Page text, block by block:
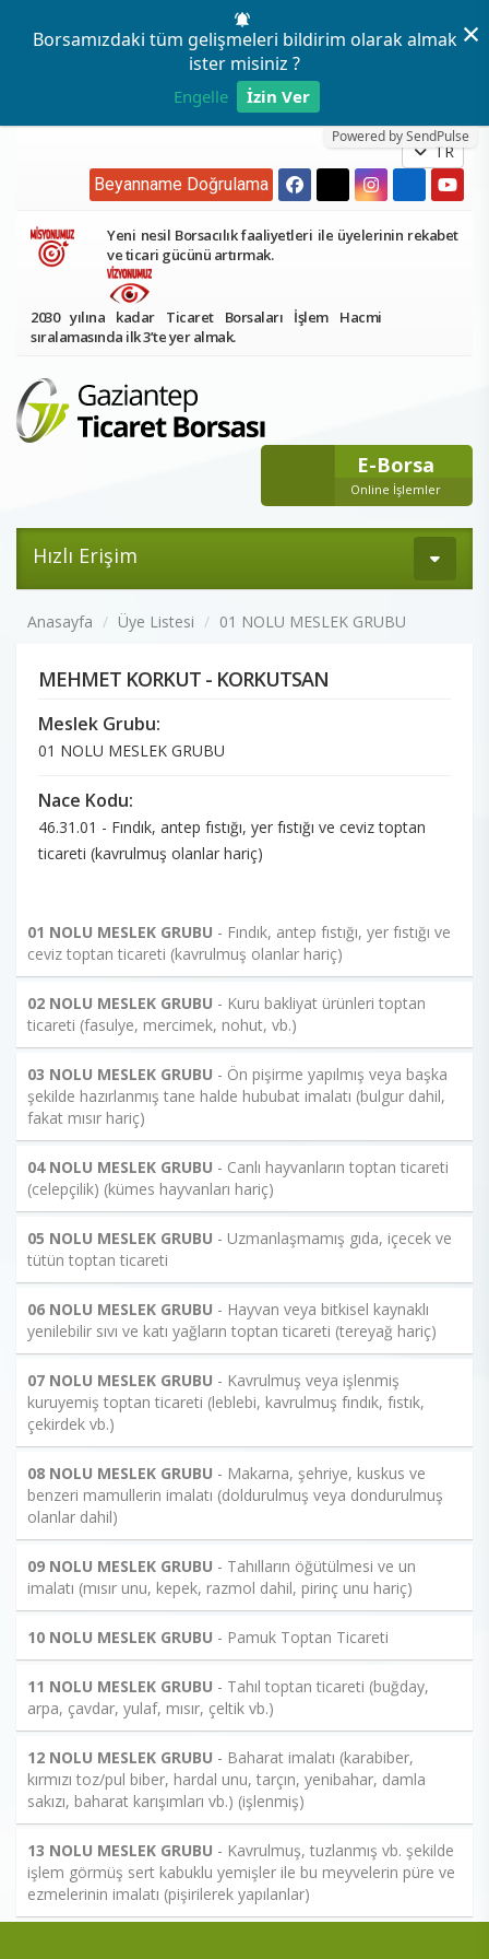
Borsamızdaki tüm gelişmeleri bildirim olarak almak
ister misiniz ?
Engelle İzin Ver
Powered by SendPulse
×
TR
Beyanname Doğrulama
Yeni nesil Borsacılık faaliyetleri ile üyelerinin rekabet
ve ticari gücünü artırmak.
2030 yılına kadar Ticaret Borsaları İşlem Hacmi
sıralamasında ilk 3’te yer almak.
E-Borsa
Online İşlemler
Hızlı Erişim
Anasayfa Üye Listesi 01 NOLU MESLEK GRUBU
MEHMET KORKUT - KORKUTSAN
Meslek Grubu:
01 NOLU MESLEK GRUBU
Nace Kodu:
46.31.01 - Fındık, antep fıstığı, yer fıstığı ve ceviz toptan
ticareti (kavrulmuş olanlar hariç)
01 NOLU MESLEK GRUBU - Fındık, antep fıstığı, yer fıstığı ve
ceviz toptan ticareti (kavrulmuş olanlar hariç)
02 NOLU MESLEK GRUBU - Kuru bakliyat ürünleri toptan
ticareti (fasulye, mercimek, nohut, vb.)
03 NOLU MESLEK GRUBU - Ön pişirme yapılmış veya başka
şekilde hazırlanmış tane halde hububat imalatı (bulgur dahil,
fakat mısır hariç)
04 NOLU MESLEK GRUBU - Canlı hayvanların toptan ticareti
(celepçilik) (kümes hayvanları hariç)
05 NOLU MESLEK GRUBU - Uzmanlaşmamış gıda, içecek ve
tütün toptan ticareti
06 NOLU MESLEK GRUBU - Hayvan veya bitkisel kaynaklı
yenilebilir sıvı ve katı yağların toptan ticareti (tereyağ hariç)
07 NOLU MESLEK GRUBU - Kavrulmuş veya işlenmiş
kuruyemiş toptan ticareti (leblebi, kavrulmuş fındık, fıstık,
çekirdek vb.)
08 NOLU MESLEK GRUBU - Makarna, şehriye, kuskus ve
benzeri mamullerin imalatı (doldurulmuş veya dondurulmuş
olanlar dahil)
09 NOLU MESLEK GRUBU - Tahılların öğütülmesi ve un
imalatı (mısır unu, kepek, razmol dahil, pirinç unu hariç)
10 NOLU MESLEK GRUBU - Pamuk Toptan Ticareti
11 NOLU MESLEK GRUBU - Tahıl toptan ticareti (buğday,
arpa, çavdar, yulaf, mısır, çeltik vb.)
12 NOLU MESLEK GRUBU - Baharat imalatı (karabiber,
kırmızı toz/pul biber, hardal unu, tarçın, yenibahar, damla
sakızı, baharat karışımları vb.) (işlenmiş)
13 NOLU MESLEK GRUBU - Kavrulmuş, tuzlanmış vb. şekilde
işlem görmüş sert kabuklu yemişler ile bu meyvelerin püre ve
ezmelerinin imalatı (pişirilerek yapılanlar)